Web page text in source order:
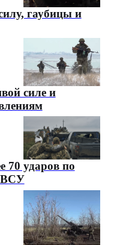
гаубицы и
силе и
70 ударов по
ВСУ